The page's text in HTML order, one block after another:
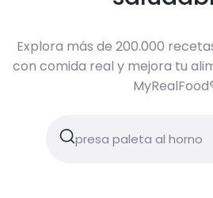
Explora más de 200.000
con comida real y mejora tu